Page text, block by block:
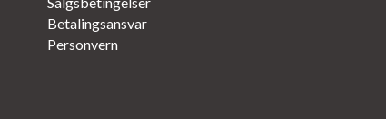
Betalingsansvar
Personvern